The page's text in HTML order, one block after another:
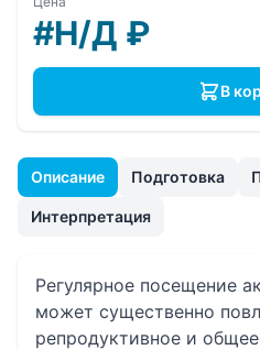
Описание Подготовка
Интерпретация
Регулярное посещение
может существенно
репродуктивное и
#Н/Д ₽
В